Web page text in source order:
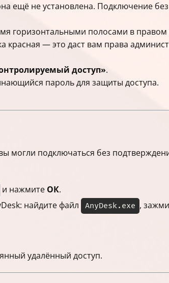
ещё не установлена. Подключение
горизонтальными полосами в правом
красная — это даст вам права
доступ».
пароль для защиты доступа.
могли подключаться без
и нажмите ОК.
найдите файл AnyDesk.exe ,
удалённый доступ.